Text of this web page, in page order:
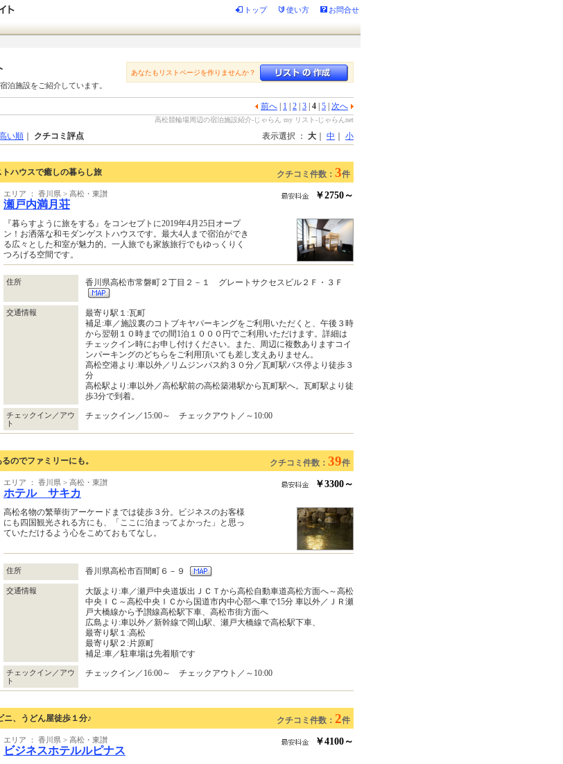
トップ 使い方 お問合せ
泊施設をご紹介しています。
あなたもリストページを作りませんか？
前へ 1 2 3 4 5 次へ
高松競輪場周辺の宿泊施設紹介-じゃらん my リスト-じゃらんnet
い順 クチコミ評点 表示選択 ： 大 中 小
ハウスで癒しの暮らし旅 クチコミ件数： 3件
エリア ： 香川県 > 高松・東讃
瀬戸内満月荘
￥2750～
『暮らすように旅をする』をコンセプトに2019年4月25日オープ
ン！お洒落な和モダンゲストハウスです。最大4人まで宿泊ができ
る広々とした和室が魅力的。一人旅でも家族旅行でもゆっくりく
つろげる空間です。
住所 香川県高松市常磐町２丁目２－１ グレートサクセスビル２Ｆ・３Ｆ
交通情報
最寄り駅１:瓦町
補足:車／施設裏のコトブキヤパーキングをご利用いただくと、午後３時
から翌朝１０時までの間1泊１０００円でご利用いただけます。詳細は
チェックイン時にお申し付けください。また、周辺に複数ありますコイ
ンパーキングのどちらをご利用頂いても差し支えありません。
高松空港より:車以外／リムジンバス約３０分／瓦町駅バス停より徒歩３
分
高松駅より:車以外／高松駅前の高松築港駅から瓦町駅へ。瓦町駅より徒
歩3分で到着。
チェックイン／アウ
ト
チェックイン／15:00～ チェックアウト／～10:00
のでファミリーにも。 クチコミ件数： 39件
エリア ： 香川県 > 高松・東讃
ホテル サキカ
￥3300～
高松名物の繁華街アーケードまでは徒歩３分。ビジネスのお客様
にも四国観光される方にも、「ここに泊まってよかった」と思っ
ていただけるよう心をこめておもてなし。
住所 香川県高松市百間町６－９
交通情報
大阪より:車／瀬戸中央道坂出ＪＣＴから高松自動車道高松方面へ～高松
中央ＩＣ～高松中央ＩＣから国道市内中心部へ車で15分 車以外／ＪＲ瀬
戸大橋線から予讃線高松駅下車、高松市街方面へ
広島より:車以外／新幹線で岡山駅、瀬戸大橋線で高松駅下車、
最寄り駅１:高松
最寄り駅２:片原町
補足:車／駐車場は先着順です
チェックイン／アウ
ト
チェックイン／16:00～ チェックアウト／～10:00
、うどん屋徒歩１分♪ クチコミ件数： 2件
エリア ： 香川県 > 高松・東讃
ビジネスホテルルピナス
￥4100～